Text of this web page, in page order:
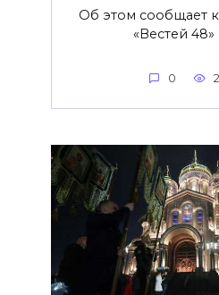
Об этом сообщает
«Вестей 48»
0